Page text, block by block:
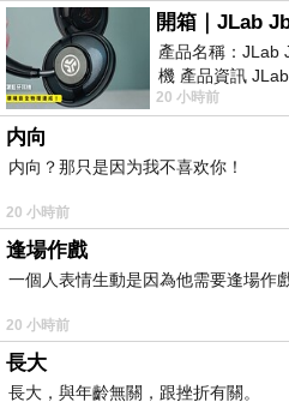
產品名稱：JLab
機 產品資訊
耳機評語：非常
20 小時前
内向
内向？那只是因为我不喜欢你！
20 小時前
逢場作戲
一個人表情生動是因為他需要逢場作戲
20 小時前
長大
長大，與年齡無關，跟挫折有關。